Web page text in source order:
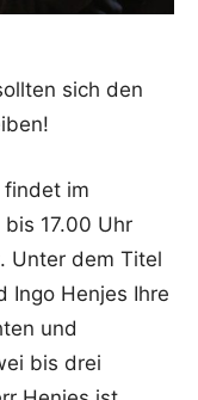
sich den
findet im
17.00 Uhr
Unter dem Titel
Ingo Henjes Ihre
und
bis drei